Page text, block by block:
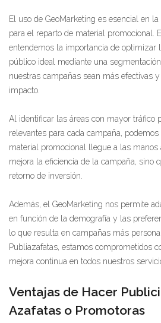
El uso de GeoMarketing es esencial en
para el reparto de material promocional.
entendemos la importancia de optimizar
público ideal mediante una
nuestras campañas sean más efectivas
impacto.
Al identificar las áreas con mayor tráfico
relevantes para cada campaña,
material promocional llegue a las manos
mejora la eficiencia de la campaña, sino
retorno de inversión.
Además, el GeoMarketing nos permite
en función de la demografía y las
lo que resulta en campañas más
Publiazafatas, estamos comprometidos
mejora continua en todos nuestros
Ventajas de Hacer
Azafatas o Promotoras